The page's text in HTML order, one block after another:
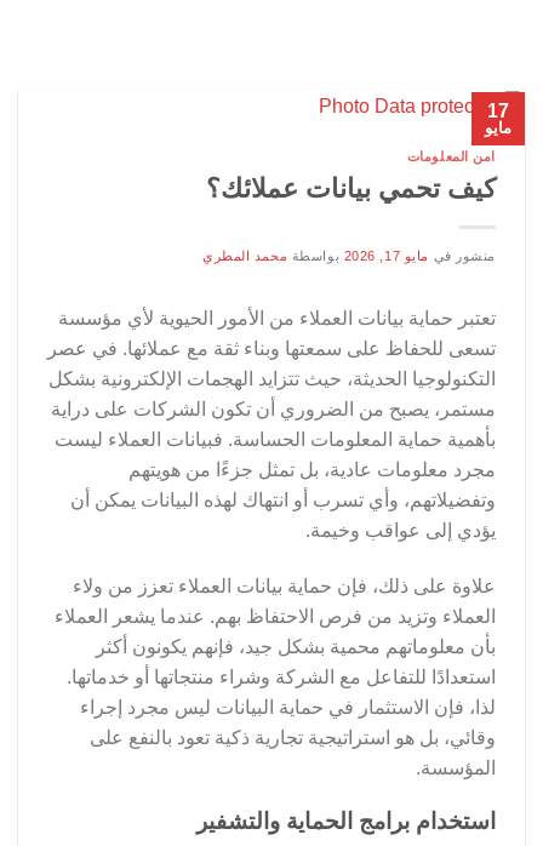
17
مايو
امن المعلومات
كيف تحمي بيانات عملائك؟
منشور في مايو 17, 2026 بواسطة محمد المطري
تعتبر حماية بيانات العملاء من الأمور الحيوية لأي مؤسسة
تسعى للحفاظ على سمعتها وبناء ثقة مع عملائها. في عصر
التكنولوجيا الحديثة، حيث تتزايد الهجمات الإلكترونية بشكل
مستمر، يصبح من الضروري أن تكون الشركات على دراية
بأهمية حماية المعلومات الحساسة. فبيانات العملاء ليست
مجرد معلومات عادية، بل تمثل جزءًا من هويتهم
وتفضيلاتهم، وأي تسرب أو انتهاك لهذه البيانات يمكن أن
يؤدي إلى عواقب وخيمة.
علاوة على ذلك، فإن حماية بيانات العملاء تعزز من ولاء
العملاء وتزيد من فرص الاحتفاظ بهم. عندما يشعر العملاء
بأن معلوماتهم محمية بشكل جيد، فإنهم يكونون أكثر
استعدادًا للتفاعل مع الشركة وشراء منتجاتها أو خدماتها.
لذا، فإن الاستثمار في حماية البيانات ليس مجرد إجراء
وقائي، بل هو استراتيجية تجارية ذكية تعود بالنفع على
المؤسسة.
استخدام برامج الحماية والتشفير